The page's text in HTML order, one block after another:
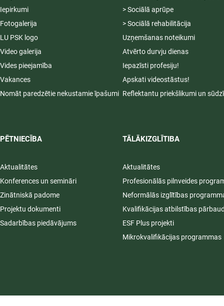
Iepirkumi
Fotogalerija
LU PSK logo
Video galerija
Vides pieejamība
Vakances
Nomāt paredzētie nekustamie īpašumi
PĒTNIECĪBA
Aktualitātes
Konferences un semināri
Zinātniskā padome
Projektu dokumenti
Sadarbības piedāvājums
> Sociālā aprūpe
> Sociālā rehabilitācija
Uzņemšanas noteikumi
Atvērto durvju dienas
Iepazīsti profesiju!
Apskati videostāstus!
Reflektantu priekšlikumi un
TĀLĀKIZGLĪTIBA
Aktualitātes
Profesionālās pilnveides
Neformālās izglītības
Kvalifikācijas atbilstības
ESF Plus projekti
Mikrokvalifikācijas programmas